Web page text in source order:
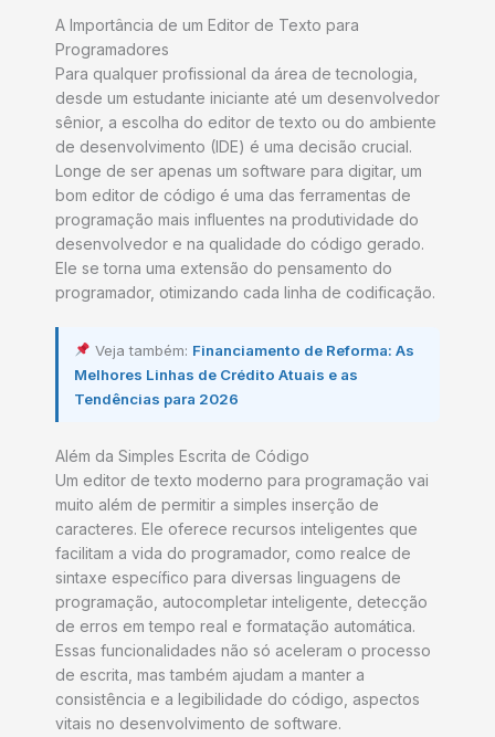
A Importância de um Editor de Texto para
Programadores
Para qualquer profissional da área de tecnologia,
desde um estudante iniciante até um desenvolvedor
sênior, a escolha do editor de texto ou do ambiente
de desenvolvimento (IDE) é uma decisão crucial.
Longe de ser apenas um software para digitar, um
bom editor de código é uma das ferramentas de
programação mais influentes na produtividade do
desenvolvedor e na qualidade do código gerado.
Ele se torna uma extensão do pensamento do
programador, otimizando cada linha de codificação.
Veja também: Financiamento de Reforma: As
Melhores Linhas de Crédito Atuais e as
Tendências para 2026
Além da Simples Escrita de Código
Um editor de texto moderno para programação vai
muito além de permitir a simples inserção de
caracteres. Ele oferece recursos inteligentes que
facilitam a vida do programador, como realce de
sintaxe específico para diversas linguagens de
programação, autocompletar inteligente, detecção
de erros em tempo real e formatação automática.
Essas funcionalidades não só aceleram o processo
de escrita, mas também ajudam a manter a
consistência e a legibilidade do código, aspectos
vitais no desenvolvimento de software.